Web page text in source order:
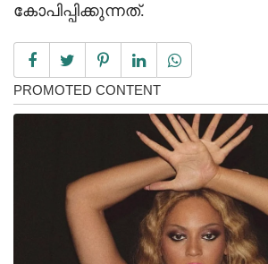
കോപിപ്പിക്കുന്നത്.